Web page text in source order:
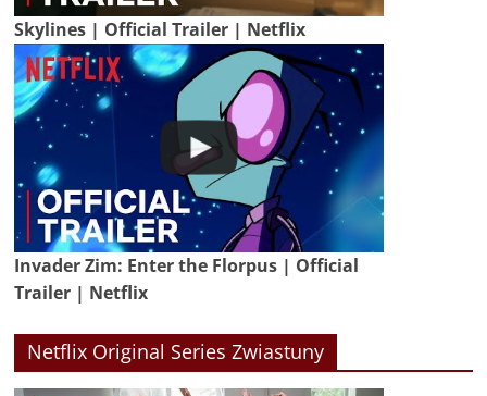
Skylines | Official Trailer | Netflix
Invader Zim: Enter the Florpus | Official
Trailer | Netflix
Netflix Original Series Zwiastuny